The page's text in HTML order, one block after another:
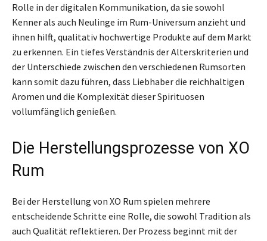
Rolle in der digitalen Kommunikation, da sie sowohl
Kenner als auch Neulinge im Rum-Universum anzieht und
ihnen hilft, qualitativ hochwertige Produkte auf dem Markt
zu erkennen. Ein tiefes Verständnis der Alterskriterien und
der Unterschiede zwischen den verschiedenen Rumsorten
kann somit dazu führen, dass Liebhaber die reichhaltigen
Aromen und die Komplexität dieser Spirituosen
vollumfänglich genießen.
Die Herstellungsprozesse von XO
Rum
Bei der Herstellung von XO Rum spielen mehrere
entscheidende Schritte eine Rolle, die sowohl Tradition als
auch Qualität reflektieren. Der Prozess beginnt mit der